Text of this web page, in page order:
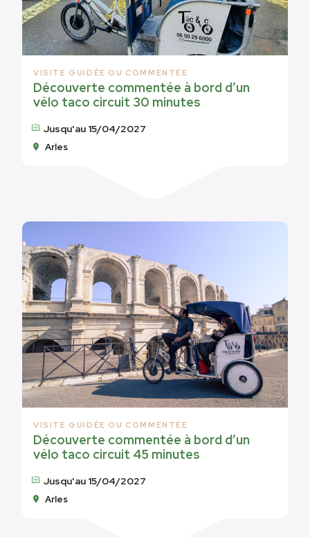
VISITE GUIDÉE OU COMMENTÉE
Découverte commentée à bord d’un
vélo taco circuit 30 minutes
Jusqu'au 15/04/2027
Arles
VISITE GUIDÉE OU COMMENTÉE
Découverte commentée à bord d’un
vélo taco circuit 45 minutes
Jusqu'au 15/04/2027
Arles